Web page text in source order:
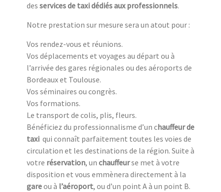
des services de taxi dédiés aux professionnels.
Notre prestation sur mesure sera un atout pour :
Vos rendez-vous et réunions.
Vos déplacements et voyages au départ ou à
l’arrivée des gares régionales ou des aéroports de
Bordeaux et Toulouse.
Vos séminaires ou congrès.
Vos formations.
Le transport de colis, plis, fleurs.
Bénéficiez du professionnalisme d’un chauffeur de
taxi qui connaît parfaitement toutes les voies de
circulation et les destinations de la région. Suite à
votre réservation, un chauffeurse met à votre
disposition et vous emmènera directement à la
gareou à l’aéroport, ou d’un point A à un point B.